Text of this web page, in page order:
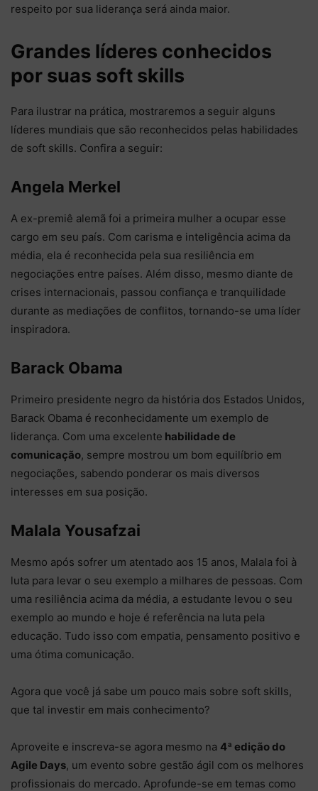
respeito por sua liderança será ainda maior.
Grandes líderes conhecidos
por suas soft skills
Para ilustrar na prática, mostraremos a seguir alguns
líderes mundiais que são reconhecidos pelas habilidades
de soft skills. Confira a seguir:
Angela Merkel
A ex-premiê alemã foi a primeira mulher a ocupar esse
cargo em seu país. Com carisma e inteligência acima da
média, ela é reconhecida pela sua resiliência em
negociações entre países. Além disso, mesmo diante de
crises internacionais, passou confiança e tranquilidade
durante as mediações de conflitos, tornando-se uma líder
inspiradora.
Barack Obama
Primeiro presidente negro da história dos Estados Unidos,
Barack Obama é reconhecidamente um exemplo de
liderança. Com uma excelente habilidade de
comunicação, sempre mostrou um bom equilíbrio em
negociações, sabendo ponderar os mais diversos
interesses em sua posição.
Malala Yousafzai
Mesmo após sofrer um atentado aos 15 anos, Malala foi à
luta para levar o seu exemplo a milhares de pessoas. Com
uma resiliência acima da média, a estudante levou o seu
exemplo ao mundo e hoje é referência na luta pela
educação. Tudo isso com empatia, pensamento positivo e
uma ótima comunicação.
Agora que você já sabe um pouco mais sobre soft skills,
que tal investir em mais conhecimento?
Aproveite e inscreva-se agora mesmo na 4ª edição do
Agile Days, um evento sobre gestão ágil com os melhores
profissionais do mercado. Aprofunde-se em temas como